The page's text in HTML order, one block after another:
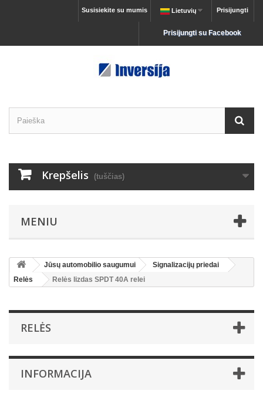
Prisijungti
Lietuvių
Susisiekite su mumis
Prisijungti su Facebook
Krepšelis (tuščias)
MENIU
Jūsų automobilio saugumui
Signalizacijų priedai
Relės
Relės lizdas SPDT 40A relei
RELĖS
INFORMACIJA